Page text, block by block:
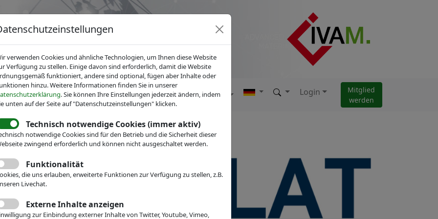
News Dienstleistungen Fachgruppen Über IVAM Login
Mitglied
werden
Veranstaltungen
–
für
verwenden Cookies und ähnliche Technologien, um Ihnen diese Website
Verfügung zu stellen. Einige davon sind erforderlich, damit die Website
funktioniert, andere sind optional, fügen aber Inhalte oder
hinzu. Weitere Informationen finden Sie in unserer
. Sie können Ihre Einstellungen jederzeit ändern, indem
unten auf der Seite auf "Datenschutzeinstellungen" klicken.
Technisch notwendige Cookies (immer aktiv)
notwendige Cookies sind für den Betrieb und die Sicherheit dieser
zwingend erforderlich und können nicht ausgeschaltet werden.
Funktionalität
die uns erlauben, erweiterte Funktionen zur Verfügung zu stellen, z.B.
Livechat.
Externe Inhalte anzeigen
zur Einbindung externer Inhalte von Twitter, Youtube, Vimeo,